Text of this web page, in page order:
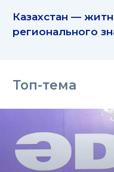
Казахстан —
регионального
Топ-тема